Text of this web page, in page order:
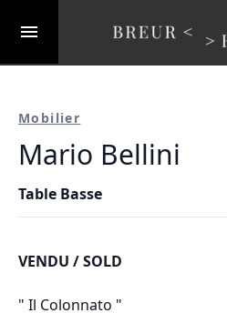
Mobilier
Mario Bellini
Table Basse
VENDU / SOLD
" Il Colonnato "